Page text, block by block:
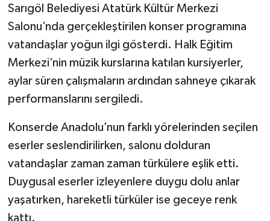
Sarıgöl Belediyesi Atatürk Kültür Merkezi
Salonu’nda gerçekleştirilen konser programına
vatandaşlar yoğun ilgi gösterdi. Halk Eğitim
Merkezi’nin müzik kurslarına katılan kursiyerler,
aylar süren çalışmaların ardından sahneye çıkarak
performanslarını sergiledi.
Konserde Anadolu’nun farklı yörelerinden seçilen
eserler seslendirilirken, salonu dolduran
vatandaşlar zaman zaman türkülere eşlik etti.
Duygusal eserler izleyenlere duygu dolu anlar
yaşatırken, hareketli türküler ise geceye renk
kattı.